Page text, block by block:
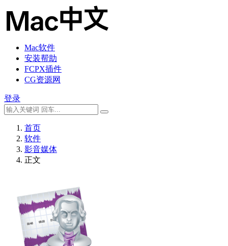
Mac软件
安装帮助
FCPX插件
CG资源网
登录
首页
软件
影音媒体
正文